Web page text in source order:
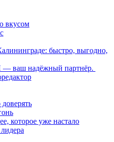
вкусом
быстро, выгодно,
ваш надёжный партнёр.
которое уже настало